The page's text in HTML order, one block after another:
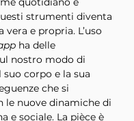
strumenti diventa
vera e propria. L’uso
ha delle
nostro modo di
suo corpo e la sua
che si
le nuove dinamiche di
e sociale. La pièce è